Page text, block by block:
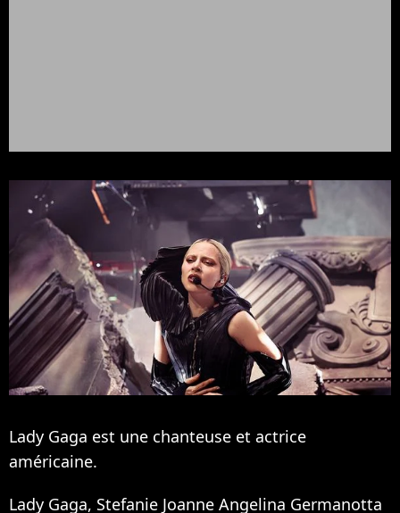
Lady Gaga est une chanteuse et actrice
américaine.
Lady Gaga, Stefanie Joanne Angelina Germanotta